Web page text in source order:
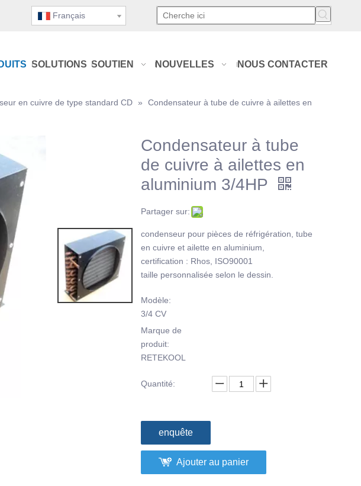
Français
SOLUTIONS SOUTIEN NOUVELLES NOUS CONTACTER
en cuivre de type standard CD »
Condensateur à tube de cuivre à ailettes en
Condensateur à tube
de cuivre à ailettes en
aluminium 3/4HP
Partager sur:
condenseur pour pièces de réfrigération, tube
en cuivre et ailette en aluminium,
certification : Rhos, ISO90001
taille personnalisée selon le dessin.
Modèle:
3/4 CV
Marque de
produit:
RETEKOOL
Quantité:
enquête
Ajouter au panier